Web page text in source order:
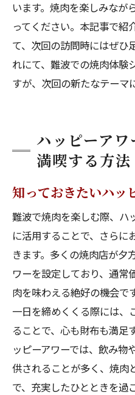
います。焼肉を楽しみなが
ってください。本記事で紹
て、次回の訪問時にはぜひ
れにて、難波での焼肉体験
すが、次回の新たなテーマ
ハッピーア
満喫する方法
知っておきたいハッ
難波で焼肉を楽しむ際、ハ
に活用することで、さらに
きます。多くの焼肉店が夕
ワーを設定しており、通常
肉を味わえる絶好の機会で
一日を締めくくる際には、
ることで、心も財布も満足
ッピーアワーでは、飲み物
供されることが多く、焼肉
で、充実したひとときを過